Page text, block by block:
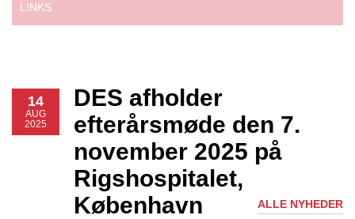
LINKS
14
AUG
2025
DES afholder
efterårsmøde den 7.
november 2025 på
Rigshospitalet,
København
ALLE NYHEDER